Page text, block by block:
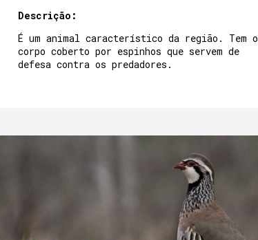
Descrição:
É um animal característico da região. Tem o
corpo coberto por espinhos que servem de
defesa contra os predadores.